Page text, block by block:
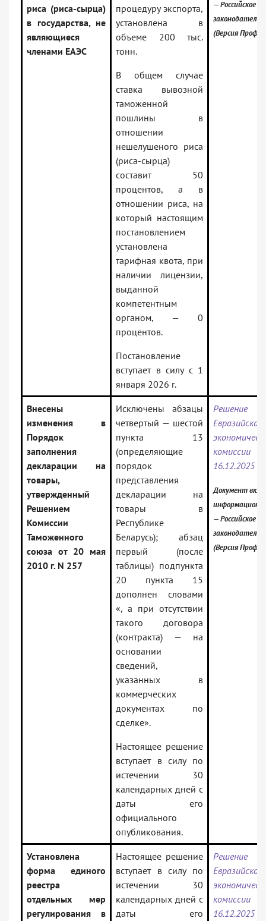
риса (риса-сырца)
в государства, не
являющиеся
членами ЕАЭС
процедуру экспорта,
установлена в
объеме 200 тыс.
тонн.
В общем случае
ставка вывозной
таможенной
пошлины в
отношении
нешелушеного риса
(риса-сырца)
составит 50
процентов, а в
отношении риса, на
который настоящим
постановлением
установлена
тарифная квота, при
наличии лицензии,
выданной
компетентным
органом, — 0
процентов.
Постановление
вступает в силу с 1
января 2026 г.
— Российское
(Версия Проф)
Внесены
изменения в
Порядок
заполнения
декларации на
товары,
утвержденный
Решением
Комиссии
Таможенного
союза от 20 мая
2010 г. N 257
Исключены абзацы
четвертый — шестой
пункта 13
(определяющие
порядок
представления
декларации на
товары в
Республике
Беларусь); абзац
первый (после
таблицы) подпункта
20 пункта 15
дополнен словами
«, а при отсутствии
такого договора
(контракта) — на
основании
сведений,
указанных в
коммерческих
документах по
сделке».
Настоящее решение
вступает в силу по
истечении 30
календарных дней с
даты его
официального
опубликования.
Решение
Евразийской
16.12.2025
Документ
— Российское
(Версия Проф)
Установлена
форма единого
реестра
отдельных мер
регулирования в
Настоящее решение
вступает в силу по
истечении 30
календарных дней с
даты его
Решение
Евразийской
16.12.2025 N